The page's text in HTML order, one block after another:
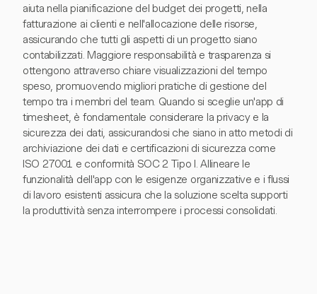
aiuta nella pianificazione del budget dei progetti, nella
fatturazione ai clienti e nell'allocazione delle risorse,
assicurando che tutti gli aspetti di un progetto siano
contabilizzati. Maggiore responsabilità e trasparenza si
ottengono attraverso chiare visualizzazioni del tempo
speso, promuovendo migliori pratiche di gestione del
tempo tra i membri del team. Quando si sceglie un'app di
timesheet, è fondamentale considerare la privacy e la
sicurezza dei dati, assicurandosi che siano in atto metodi di
archiviazione dei dati e certificazioni di sicurezza come
ISO 27001 e conformità SOC 2 Tipo I. Allineare le
funzionalità dell'app con le esigenze organizzative e i flussi
di lavoro esistenti assicura che la soluzione scelta supporti
la produttività senza interrompere i processi consolidati.